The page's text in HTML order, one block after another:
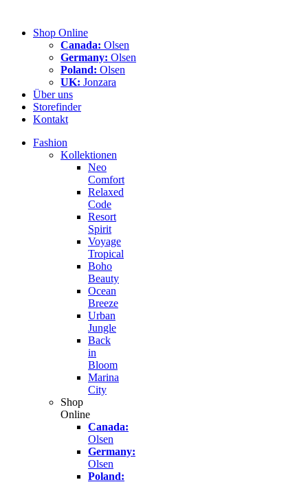
Shop Online
Canada: Olsen
Germany: Olsen
Poland: Olsen
UK: Jonzara
Über uns
Storefinder
Kontakt
Fashion
Kollektionen
Neo
Comfort
Relaxed
Code
Resort
Spirit
Voyage
Tropical
Boho
Beauty
Ocean
Breeze
Urban
Jungle
Back
in
Bloom
Marina
City
Shop
Online
Canada:
Olsen
Germany:
Olsen
Poland: